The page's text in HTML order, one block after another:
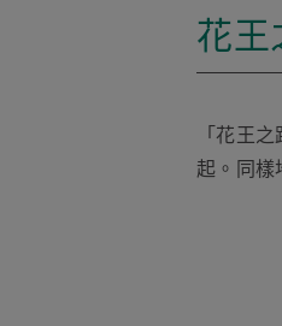
花王
「花王
起。同樣